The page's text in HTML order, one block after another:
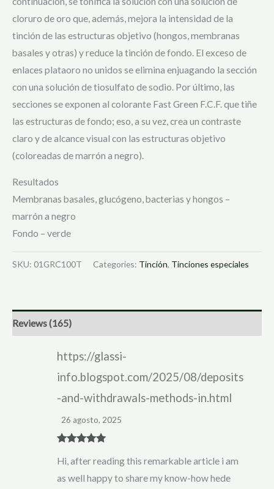
cloruro de oro que, además, mejora la intensidad de la
tinción de las estructuras objetivo (hongos, membranas
basales y otras) y reduce la tinción de fondo. El exceso de
enlaces plataoro no unidos se elimina enjuagando la sección
con una solución de tiosulfato de sodio. Por último, las
secciones se exponen al colorante Fast Green F.C.F. que tiñe
las estructuras de fondo; eso, a su vez, crea un contraste
claro y de alcance visual con las estructuras objetivo
(coloreadas de marrón a negro).
Resultados
Membranas basales, glucógeno, bacterias y hongos –
marrón a negro
Fondo – verde
SKU: 01GRC100T Categories: Tinción, Tinciones especiales
Reviews (165)
of 5
https://glassi-
info.blogspot.com/2025/08/deposits
-and-withdrawals-methods-in.html
26 agosto, 2025
Hi, after reading this remarkable article i am
as well happy to share my know-how hede